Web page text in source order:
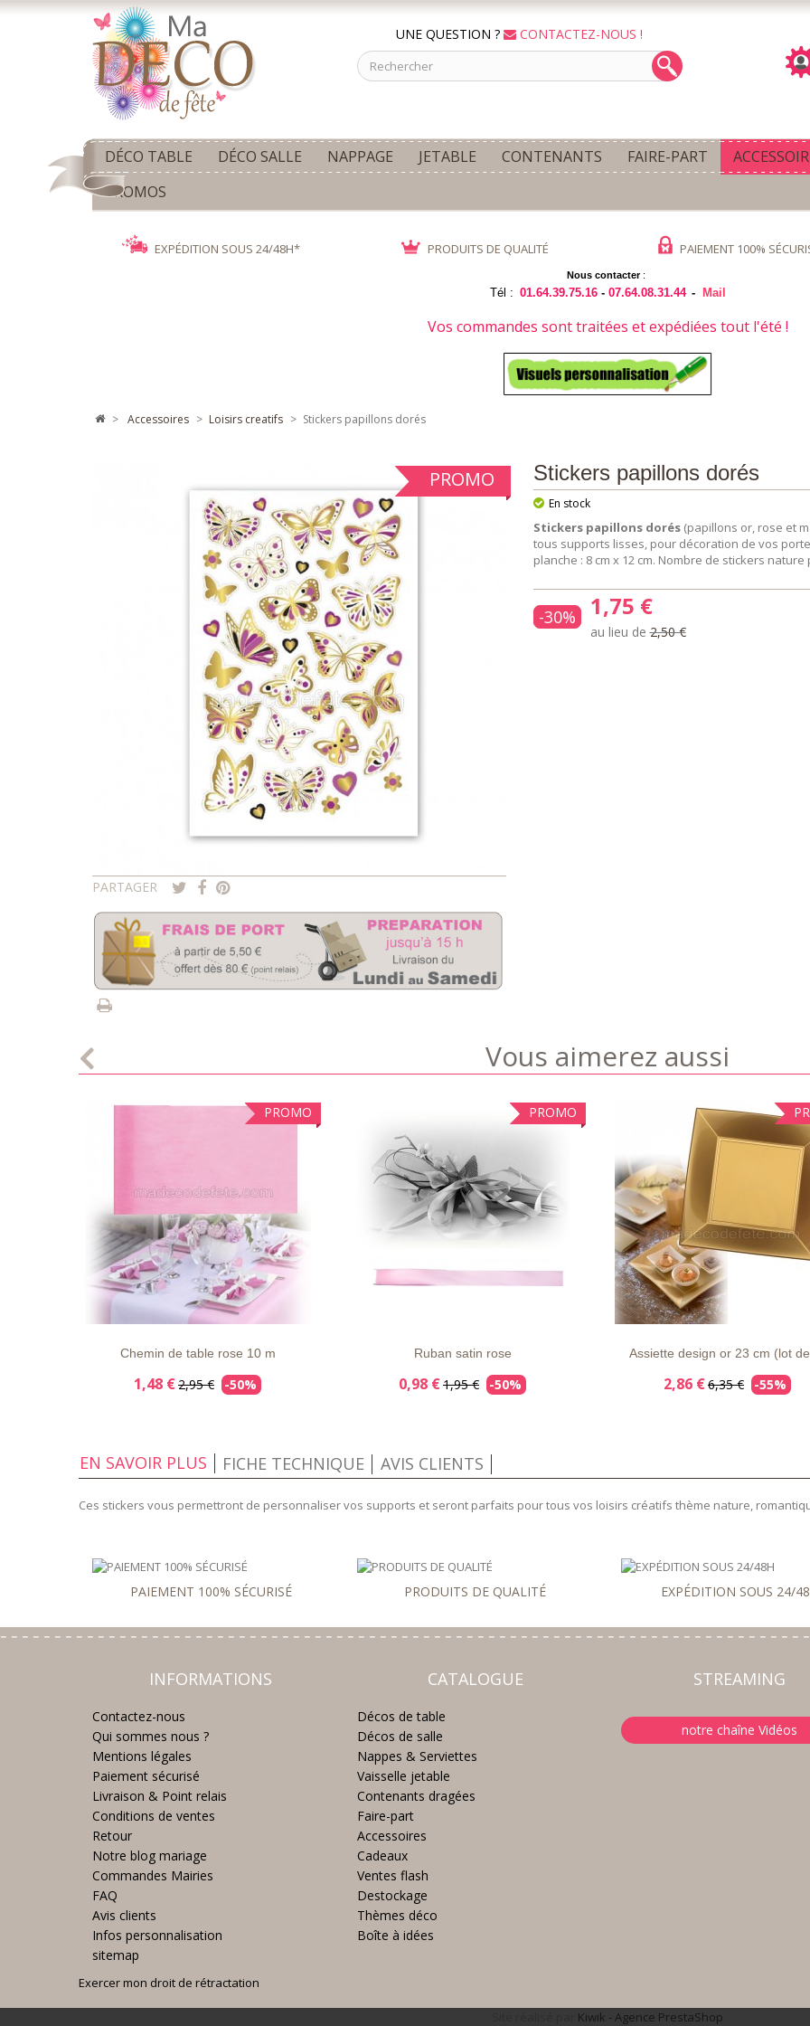
UNE QUESTION ? CONTACTEZ-NOUS !
DÉCO TABLE DÉCO SALLE NAPPAGE JETABLE CONTENANTS FAIRE-PART
PROMOS
EXPÉDITION SOUS 24/48H* PRODUITS DE QUALITÉ PAIEMENT 100%
Nous contacter:
Tél : 01.64.39.75.16 -07.64.08.31.44 - Mail
Vos commandes sont traitées et expédiées tout l'été !
> accessoires > loisirs creatifs > Stickers papillons dorés
PROMO
PARTAGER
Stickers papillons dorés
En stock
Stickers papillons dorés(papillons or, rose et
tous supports lisses, pour décoration de vos
planche : 8 cm x 12 cm. Nombre de stickers
-30% 1,75 €
au lieu de2,50 €
Vous aimerez aussi
PROMO
LISTE
APERÇU
RAPIDE
DÉTAILS
Chemin de table rose 10 m
1,48 €2,95 € -50%
PROMO
Ruban satin rose
0,98 €1,95 € -50%
LISTE
D'ENVIE
APERÇU
RAPIDE
Assiette design or 23 cm (lot
2,86 €6,35 € -55%
EN SAVOIR PLUS FICHE TECHNIQUE AVIS CLIENTS
Ces stickers vous permettront de personnaliser vos supports et seront parfaits pour tous vos loisirs créatifs thème nature,
PAIEMENT 100% SÉCURISÉ PRODUITS DE QUALITÉ EXPÉDITION SOUS 24/
INFORMATIONS
Contactez-nous
Qui sommes nous ?
Mentions légales
Paiement sécurisé
Livraison & Point relais
Conditions de ventes
Retour
Notre blog mariage
Commandes Mairies
FAQ
Avis clients
Infos personnalisation
sitemap
CATALOGUE
Décos de table
Décos de salle
Nappes & Serviettes
Vaisselle jetable
Contenants dragées
Faire-part
Accessoires
Cadeaux
Ventes flash
Destockage
Thèmes déco
Boîte à idées
STREAMING
notre chaîne Vidéos
Exercer mon droit de rétractation
Kiwik - Agence PrestaShop